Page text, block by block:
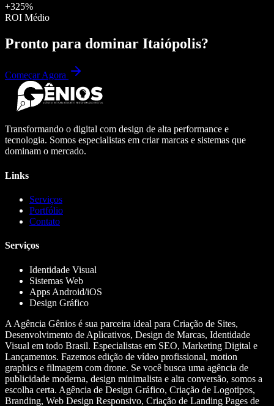
+325%
ROI Médio
Pronto para dominar Itaiópolis?
Começar Agora
Transformando o digital com design de alta performance e
tecnologia. Somos especialistas em criar marcas e sistemas que
dominam o mercado.
Links
Serviços
Portfólio
Contato
Serviços
Identidade Visual
Sistemas Web
Apps Android/iOS
Design Gráfico
A Agência Gênios é sua parceira ideal para Criação de Sites,
Desenvolvimento de Aplicativos, Design de Marcas, Identidade
Visual em todo Brasil. Especialistas em SEO, Marketing Digital e
Lançamentos. Fazemos edição de vídeo profissional, motion
graphics e filmagem com drone. Se você busca uma agência de
publicidade moderna, design minimalista e alta conversão, somos a
escolha certa. Agência de Design Gráfico, Criação de Logotipos,
Branding, Web Design Responsivo, Criação de Landing Pages de